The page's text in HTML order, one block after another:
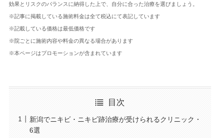
効果とリスクのバランスに納得した上で、自分に合った治療を選びましょう。
※記事に掲載している施術料金は全て税込にて表記しています
※記載している価格は最低価格です
※院ごとに施術内容や料金の異なる場合があります
※本ページはプロモーションが含まれています
目次
新潟でニキビ・ニキビ跡治療が受けられるクリニック・
6選